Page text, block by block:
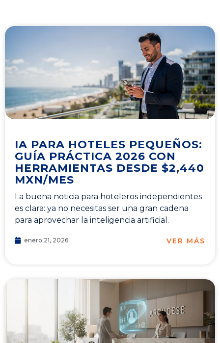
IA PARA HOTELES PEQUEÑOS:
GUÍA PRÁCTICA 2026 CON
HERRAMIENTAS DESDE $2,440
MXN/MES
La buena noticia para hoteleros independientes
es clara: ya no necesitas ser una gran cadena
para aprovechar la inteligencia artificial.
enero 21, 2026 VER MÁS